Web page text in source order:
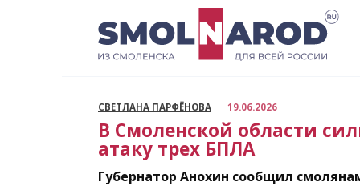
СВЕТЛАНА ПАРФЁНОВА 19.06.2026
В Смоленской области
атаку трех БПЛА
Губернатор Анохин сообщил